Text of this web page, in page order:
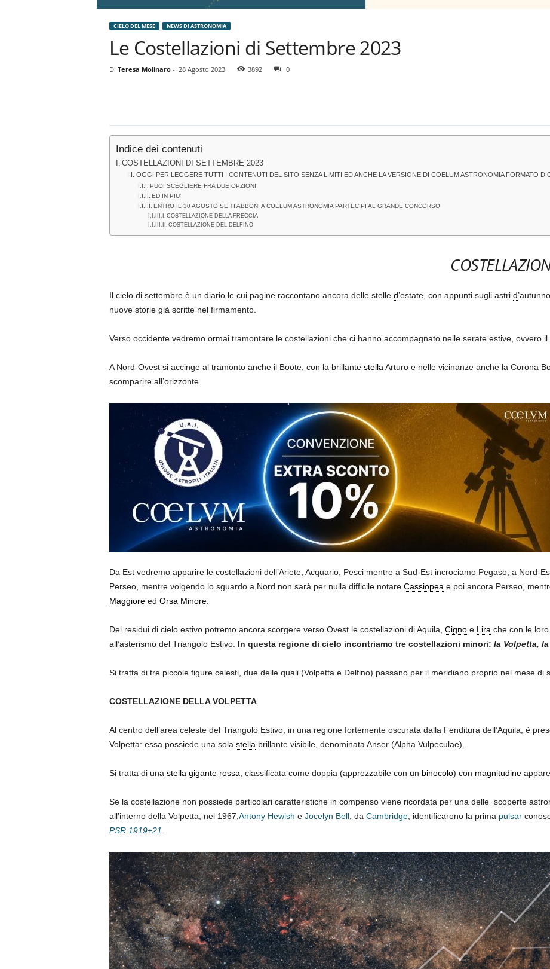
CIELO DEL MESE NEWS DI ASTRONOMIA
Le Costellazioni di Settembre 2023
Di Teresa Molinaro- 28 Agosto 2023 3892 0
Indice dei contenuti
COSTELLAZIONI DI SETTEMBRE 2023
OGGI PER LEGGERE TUTTI I CONTENUTI DEL SITO SENZA LIMITI ED ANCHE LA VERSIONE DI COELUM ASTRONOMIA FORMATO
PUOI SCEGLIERE FRA DUE OPZIONI
ED IN PIU’
ENTRO IL 30 AGOSTO SE TI ABBONI A COELUM ASTRONOMIA PARTECIPI AL GRANDE CONCORSO
COSTELLAZIONE DELLA FRECCIA
COSTELLAZIONE DEL DELFINO
Il cielo di settembre è un diario le cui pagine raccontano ancora delle stelle d’estate, con appunti sugli astri d
nuove storie già scritte nel firmamento.
Verso occidente vedremo ormai tramontare le costellazioni che ci hanno accompagnato nelle serate estive, ovvero
A Nord-Ovest si accinge al tramonto anche il Boote, con la brillante stella Arturo e nelle vicinanze anche la Corona
scomparire all’orizzonte.
Da Est vedremo apparire le costellazioni dell’Ariete, Acquario, Pesci mentre a Sud-Est incrociamo Pegaso; a Nord-
Perseo, mentre volgendo lo sguardo a Nord non sarà per nulla difficile notare Cassiopea e poi ancora Perseo,
Maggioreed Orsa Minore.
Dei residui di cielo estivo potremo ancora scorgere verso Ovest le costellazioni di Aquila, Cignoe Lira che con le
all’asterismo del Triangolo Estivo. In questa regione di cielo incontriamo tre costellazioni minori: la Volpetta,
Si tratta di tre piccole figure celesti, due delle quali (Volpetta e Delfino) passano per il meridiano proprio nel mese di
COSTELLAZIONE DELLA VOLPETTA
Al centro dell’area celeste del Triangolo Estivo, in una regione fortemente oscurata dalla Fenditura dell’Aquila, è
Volpetta: essa possiede una sola stella brillante visibile, denominata Anser (Alpha Vulpeculae).
Si tratta di una stella gigante rossa , classificata come doppia (apprezzabile con un binocolo) con magnitudine
Se la costellazione non possiede particolari caratteristiche in compenso viene ricordata per una delle scoperte
all’interno della Volpetta, nel 1967, Antony Hewish e Jocelyn Bell, da Cambridge, identificarono la prima pulsar
PSR 1919+21